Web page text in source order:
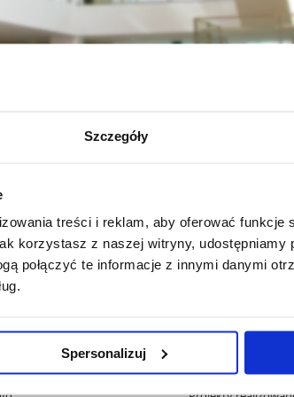
Szczegóły
treści i reklam, aby oferować funkcje
korzystasz z naszej witryny, udostępniamy
połączyć te informacje z innymi danymi
Spersonalizuj
Nauk Społecznych
Zamówienia
Fundusze
Projekty